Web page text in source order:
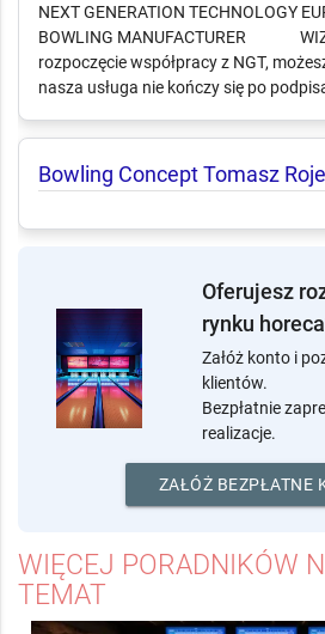
NEXT GENERATION TECHNOLOGY
BOWLING MANUFACTURER
rozpoczęcie współpracy z NGT,
nasza usługa nie kończy się po
Bowling Concept Tomasz
Oferujesz
rynku
Załóż konto i
klientów.
Bezpłatnie
realizacje.
ZAŁÓŻ BEZPŁATNE
WIĘCEJ PORADNIKÓW
TEMAT